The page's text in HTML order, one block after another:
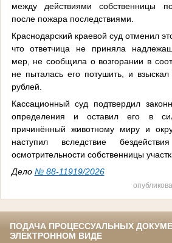
между действиями собственницы
после пожара последствиями.
Краснодарский краевой суд отменил
что ответчица не приняла
мер, не сообщила о возгорании в
не пыталась его потушить, и
рублей.
Кассационный суд подтвердил
определения и оставил его в
причинённый животному миру и
наступил вследствие
осмотрительности собственницы
Дело № 88-11919/2026
ПОДАЧА ПРОЦЕССУАЛЬНЫХ
ЭЛЕКТРОННОМ ВИДЕ